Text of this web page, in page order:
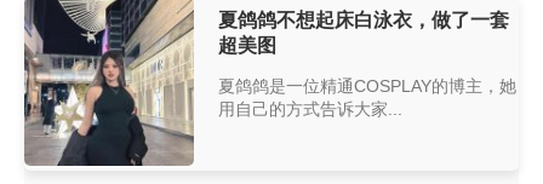
夏鸽鸽不想起床白泳衣，做了一套
超美图
夏鸽鸽是一位精通COSPLAY的博主，她
用自己的方式告诉大家...